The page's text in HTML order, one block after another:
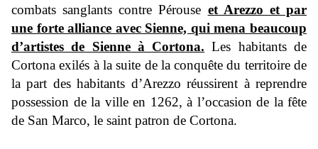
combats sanglants contre Pérouse et Arezzo et par
une forte alliance avec Sienne, qui mena beaucoup
d’artistes de Sienne à Cortona. Les habitants de
Cortona exilés à la suite de la conquête du territoire de
la part des habitants d’Arezzo réussirent à reprendre
possession de la ville en 1262, à l’occasion de la fête
de San Marco, le saint patron de Cortona.